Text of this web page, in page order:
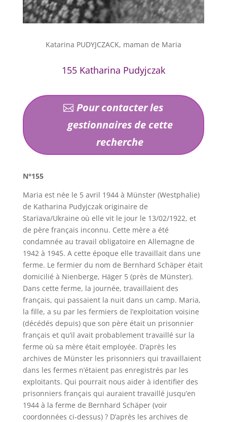
Katarina PUDYJCZACK, maman de Maria
155 Katharina Pudyjczak
Pour contacter les
gestionnaires de cette
recherche
N°155
Maria est née le 5 avril 1944 à Münster (Westphalie)
de Katharina Pudyjczak originaire de
Starïava/Ukraine où elle vit le jour le 13/02/1922, et
de père français inconnu. Cette mère a été
condamnée au travail obligatoire en Allemagne de
1942 à 1945. A cette époque elle travaillait dans une
ferme. Le fermier du nom de Bernhard Schäper était
domicilié à Nienberge, Häger 5 (près de Münster).
Dans cette ferme, la journée, travaillaient des
français, qui passaient la nuit dans un camp. Maria,
la fille, a su par les fermiers de l’exploitation voisine
(décédés depuis) que son père était un prisonnier
français et qu’il avait probablement travaillé sur la
ferme où sa mère était employée. D’après les
archives de Münster les prisonniers qui travaillaient
dans les fermes n’étaient pas enregistrés par les
exploitants. Qui pourrait nous aider à identifier des
prisonniers français qui auraient travaillé jusqu’en
1944 à la ferme de Bernhard Schäper (voir
coordonnées ci-dessus) ? D’après les archives de